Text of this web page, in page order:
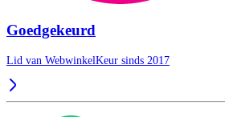
Goedgekeurd
Lid van WebwinkelKeur sinds 2017